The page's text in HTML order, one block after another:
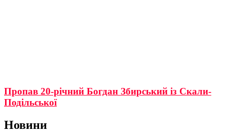
Пропав 20-річний Богдан Збирський із Скали-
Подільської
Новини